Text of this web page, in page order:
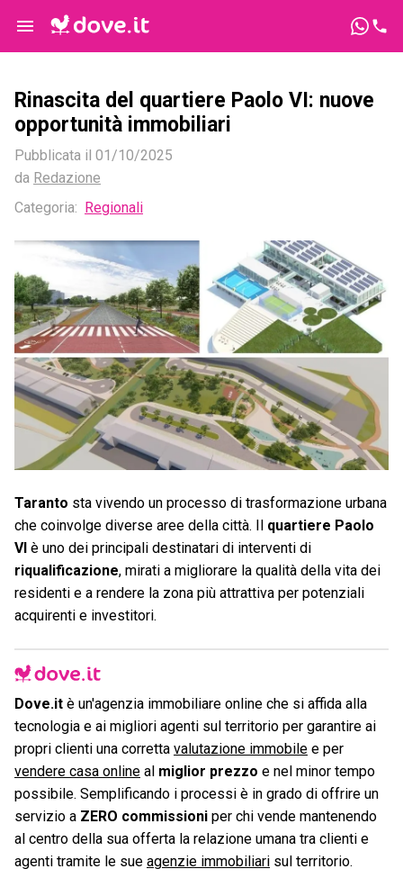
Rinascita del quartiere Paolo VI: nuove
opportunità immobiliari
Pubblicata il 01/10/2025
da Redazione
Categoria:
Regionali
Taranto sta vivendo un processo di trasformazione urbana
che coinvolge diverse aree della città. Il quartiere Paolo
VI è uno dei principali destinatari di interventi di
riqualificazione, mirati a migliorare la qualità della vita dei
residenti e a rendere la zona più attrattiva per potenziali
acquirenti e investitori.
Dove.it è un'agenzia immobiliare online che si affida alla
tecnologia e ai migliori agenti sul territorio per garantire ai
propri clienti una corretta valutazione immobile e per
vendere casa online al miglior prezzo e nel minor tempo
possibile. Semplificando i processi è in grado di offrire un
servizio a ZERO commissioni per chi vende mantenendo
al centro della sua offerta la relazione umana tra clienti e
agenti tramite le sue agenzie immobiliari sul territorio.